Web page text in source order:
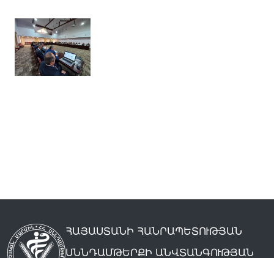
ՀԱՅԱՍՏԱՆԻ ՀԱՆՐԱՊԵՏՈՒԹՅԱՆ
ՍՆՆԴԱՄԹԵՐՔԻ ԱՆՎՏԱՆԳՈՒԹՅԱՆ